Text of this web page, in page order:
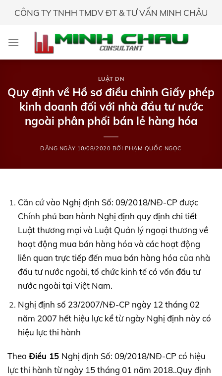
CÔNG TY TNHH TMDV ĐT & TƯ VẤN MINH CHÂU
LUẬT DN
Quy định về Hồ sơ điều chỉnh Giấy phép
kinh doanh đối với nhà đầu tư nước
ngoài phân phối bán lẻ hàng hóa
ĐĂNG NGÀY 10/08/2020 BỞI PHẠM QUỐC NGỌC
Căn cứ vào Nghị định Số: 09/2018/NĐ-CP được
Chính phủ ban hành Nghị định quy định chi tiết
Luật thương mại và Luật Quản lý ngoại thương về
hoạt động mua bán hàng hóa và các hoạt động
liên quan trực tiếp đến mua bán hàng hóa của nhà
đầu tư nước ngoài, tổ chức kinh tế có vốn đầu tư
nước ngoài tại Việt Nam.
Nghị định số 23/2007/NĐ-CP ngày 12 tháng 02
năm 2007 hết hiệu lực kể từ ngày Nghị định này có
hiệu lực thi hành
Theo Điều 15 Nghị định Số: 09/2018/NĐ-CP có hiệu
lực thi hành từ ngày 15 tháng 01 năm 2018..Quy định